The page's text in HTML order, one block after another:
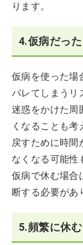
ります。
4.仮病だっ
仮病を使った場
バレてしまうリ
迷惑をかけた周
くなることも考
戻すために時間
なくなる可能性
仮病で休む場合
断する必要があ
5.頻繁に休